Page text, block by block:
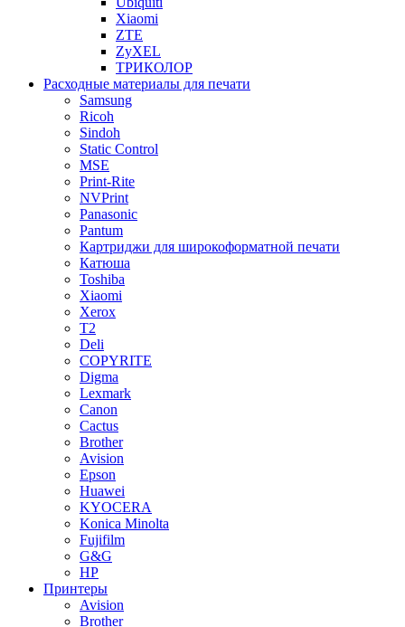
Xiaomi
ZTE
ZyXEL
ТРИКОЛОР
Расходные материалы для печати
Samsung
Ricoh
Sindoh
Static Control
MSE
Print-Rite
NVPrint
Panasonic
Pantum
Картриджи для широкоформатной печати
Катюша
Toshiba
Xiaomi
Xerox
T2
Deli
COPYRITE
Digma
Lexmark
Canon
Cactus
Brother
Avision
Epson
Huawei
KYOCERA
Konica Minolta
Fujifilm
G&G
HP
Принтеры
Avision
Brother